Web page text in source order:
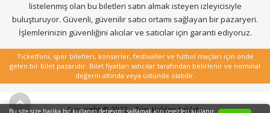
listelenmiş olan bu biletleri satın almak isteyen izleyicisiyle
buluşturuyor. Güvenli, güvenilir satıcı ortamı sağlayan bir pazaryeri.
İşlemlerinizin güvenliğini alıcılar ve satıcılar için garanti ediyoruz.
Ticketfoni, spor biletleri, konserler, festivaller ve futbol maçları için önde
gelen bir bilet pazarıdır. Bilet fiyatları satıcılar tarafından belirlenir ve nominal
değerin altında veya üstünde olabilir.
Copyright © 2022 - Tüm Hakları Saklıdır
Bu site size harika bir kullanıcı deneyimi sağlamak için çerezleri kullanır.